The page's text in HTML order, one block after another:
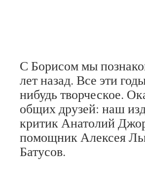
С Борисом мы
лет назад. Все эти
нибудь творческое.
общих друзей: наш
критик Анатолий
помощник Алексея
Батусов.